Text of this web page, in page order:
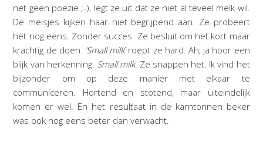
net geen poëzie ;-), legt ze uit dat ze niet al teveel melk wil.
De meisjes kijken haar niet begrijpend aan. Ze probeert
het nog eens. Zonder succes. Ze besluit om het kort maar
krachtig de doen. ‘Small milk’ roept ze hard. Ah, ja hoor een
blijk van herkenning. Small milk. Ze snappen het. Ik vind het
bijzonder om op deze manier met elkaar te
communiceren. Hortend en stotend, maar uiteindelijk
komen er wel. En het resultaat in de karntonnen beker
was ook nog eens beter dan verwacht.